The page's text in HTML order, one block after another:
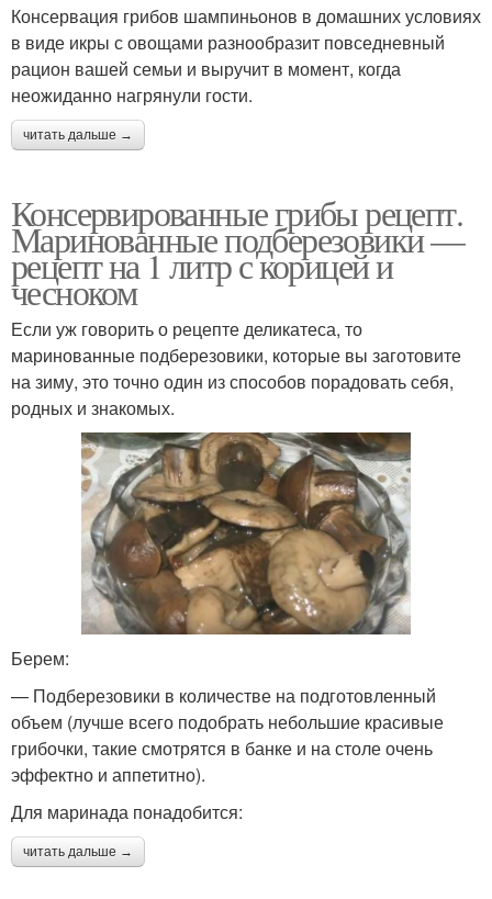
Консервация грибов шампиньонов в домашних условиях
в виде икры с овощами разнообразит повседневный
рацион вашей семьи и выручит в момент, когда
неожиданно нагрянули гости.
читать дальше →
Консервированные грибы рецепт.
Маринованные подберезовики —
рецепт на 1 литр с корицей и
чесноком
Если уж говорить о рецепте деликатеса, то
маринованные подберезовики, которые вы заготовите
на зиму, это точно один из способов порадовать себя,
родных и знакомых.
Берем:
— Подберезовики в количестве на подготовленный
объем (лучше всего подобрать небольшие красивые
грибочки, такие смотрятся в банке и на столе очень
эффектно и аппетитно).
Для маринада понадобится:
читать дальше →